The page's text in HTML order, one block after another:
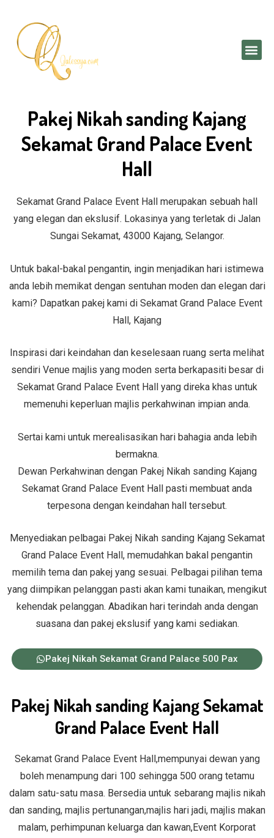
content
Pakej Nikah sanding Kajang
Sekamat Grand Palace Event
Hall
Sekamat Grand Palace Event Hall merupakan sebuah hall
yang elegan dan ekslusif. Lokasinya yang terletak di Jalan
Sungai Sekamat, 43000 Kajang, Selangor.
Untuk bakal-bakal pengantin, ingin menjadikan hari istimewa
anda lebih memikat dengan sentuhan moden dan elegan dari
kami? Dapatkan pakej kami di Sekamat Grand Palace Event
Hall, Kajang
Inspirasi dari keindahan dan keselesaan ruang serta melihat
sendiri Venue majlis yang moden serta berkapasiti besar di
Sekamat Grand Palace Event Hall yang direka khas untuk
memenuhi keperluan majlis perkahwinan impian anda.
Sertai kami untuk merealisasikan hari bahagia anda lebih
bermakna.
Dewan Perkahwinan dengan Pakej Nikah sanding Kajang
Sekamat Grand Palace Event Hall pasti membuat anda
terpesona dengan keindahan hall tersebut.
Menyediakan pelbagai Pakej Nikah sanding Kajang Sekamat
Grand Palace Event Hall, memudahkan bakal pengantin
memilih tema dan pakej yang sesuai. Pelbagai pilihan tema
yang diimpikan pelanggan pasti akan kami tunaikan, mengikut
kehendak pelanggan. Abadikan hari terindah anda dengan
suasana dan pakej ekslusif yang kami sediakan.
Pakej Nikah Sekamat Grand Palace 500 Pax
Pakej Nikah sanding Kajang Sekamat
Grand Palace Event Hall
Sekamat Grand Palace Event Hall,mempunyai dewan yang
boleh menampung dari 100 sehingga 500 orang tetamu
dalam satu-satu masa. Bersedia untuk sebarang majlis nikah
dan sanding, majlis pertunangan,majlis hari jadi, majlis makan
malam, perhimpunan keluarga dan kawan,Event Korporat